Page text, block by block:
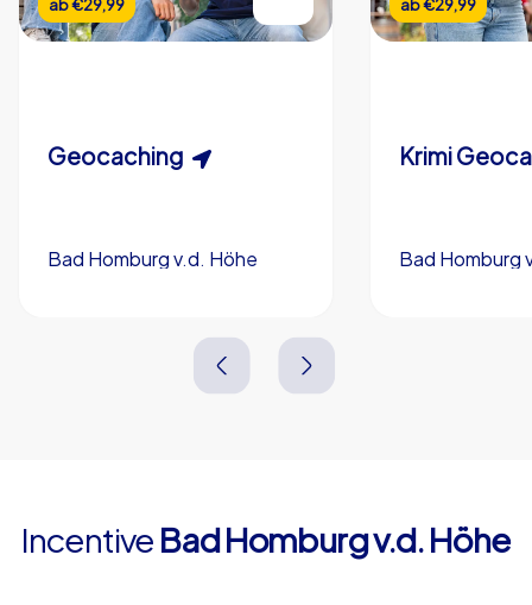
Individuelle Dauer
5-200
ab€29,99
Geocaching
Bad Homburg v.d. Höhe
15-1,000
ab€29,99
Krimi
Bad Homburg
Incentive Bad Homburg v.d. Höhe